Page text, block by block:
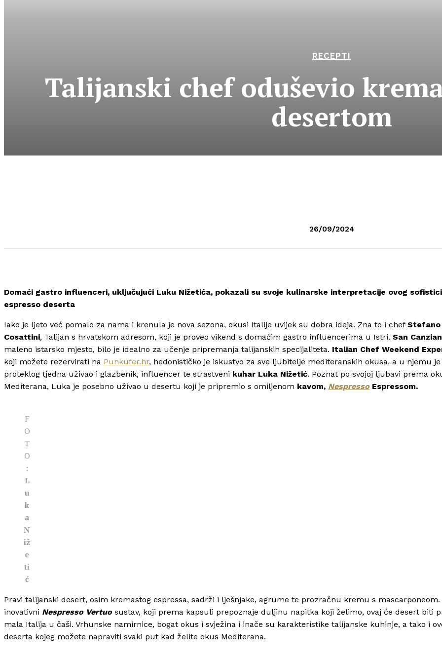
RECEPTI
Talijanski chef oduševio
desertom
26/09/2024
Domaći gastro influenceri, uključujući Luku Nižetića, pokazali su svoje kulinarske interpretacije ovog
espresso deserta
Iako je ljeto već pomalo za nama i krenula je nova sezona, okusi Italije uvijek su dobra ideja. Zna to i chef Stefano
Cosattini, Talijan s hrvatskom adresom, koji je proveo vikend s domaćim gastro influencerima u Istri. San Canzian
maleno istarsko mjesto, bilo je idealno za učenje pripremanja talijanskih specijaliteta. Italian Chef Weekend
koji možete rezervirati na Punkufer.hr, hedonističko je iskustvo za sve ljubitelje mediteranskih okusa, a u njemu je
proteklog tjedna uživao i glazbenik, influencer te strastveni kuhar Luka Nižetić. Poznat po svojoj ljubavi prema
Mediterana, Luka je posebno uživao u desertu koji je pripremio s omiljenom kavom, Nespresso Espressom.
F
O
T
O
:
L
u
k
a
N
iž
e
ti
ć
Pravi talijanski desert, osim kremastog espressa, sadrži i lješnjake, agrume te prozračnu kremu s mascarponeom.
inovativni Nespresso Vertuosustav, koji prema kapsuli prepoznaje duljinu napitka koji želimo, ovaj će desert biti
mala Italija u čaši. Vrhunske namirnice, bogat okus i svježina i inače su karakteristike talijanske kuhinje, a tako i
deserta kojeg možete napraviti svaki put kad želite okus Mediterana.